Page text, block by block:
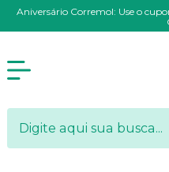
Aniversário Corremol: Use o